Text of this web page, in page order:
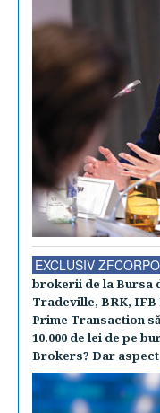
EXCLUSIV
brokerii de la Bursa
Tradeville, BRK,
Prime Transaction
10.000 de lei de pe
Brokers? Dar